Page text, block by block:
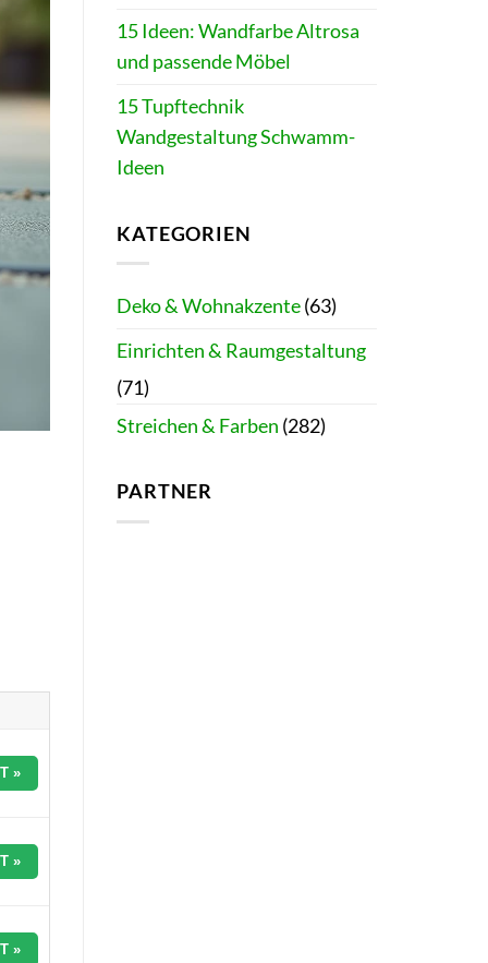
»
»
»
15 Ideen: Wandfarbe Altrosa
und passende Möbel
15 Tupftechnik
Wandgestaltung Schwamm-
Ideen
KATEGORIEN
Deko & Wohnakzente(63)
Einrichten & Raumgestaltung
(71)
Streichen & Farben (282)
PARTNER